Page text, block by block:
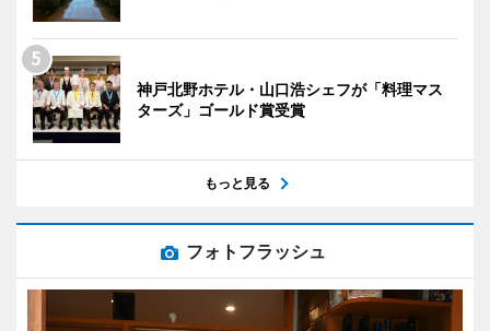
神戸北野ホテル・山口浩シェフが「料理マス
ターズ」ゴールド賞受賞
もっと見る
フォトフラッシュ